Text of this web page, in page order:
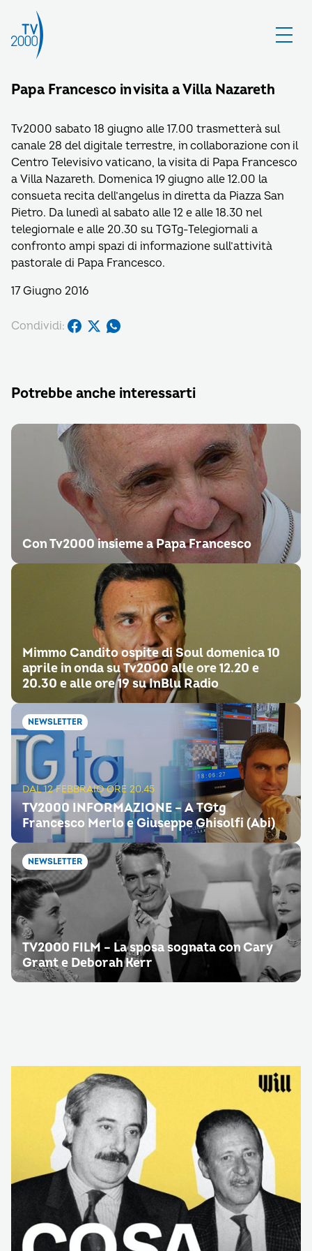
Papa Francesco in visita a Villa Nazareth
Tv2000 sabato 18 giugno alle 17.00 trasmetterà sul
canale 28 del digitale terrestre, in collaborazione con il
Centro Televisivo vaticano, la visita di Papa Francesco
a Villa Nazareth. Domenica 19 giugno alle 12.00 la
consueta recita dell’angelus in diretta da Piazza San
Pietro. Da lunedì al sabato alle 12 e alle 18.30 nel
telegiornale e alle 20.30 su TGTg-Telegiornali a
confronto ampi spazi di informazione sull’attività
pastorale di Papa Francesco.
17 Giugno 2016
Condividi:
Potrebbe anche interessarti
Con Tv2000 insieme a Papa Francesco
Mimmo Candito ospite di Soul domenica 10
aprile in onda su Tv2000 alle ore 12.20 e
20.30 e alle ore 19 su InBlu Radio
NEWSLETTER
DAL 12 FEBBRAIO ORE 20.45
TV2000 INFORMAZIONE – A TGtg
Francesco Merlo e Giuseppe Ghisolfi (Abi)
NEWSLETTER
TV2000 FILM – La sposa sognata con Cary
Grant e Deborah Kerr